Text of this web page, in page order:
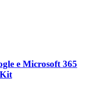
e Microsoft 365